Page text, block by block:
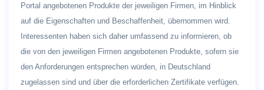
Portal angebotenen Produkte der jeweiligen Firmen, im Hinblick
auf die Eigenschaften und Beschaffenheit, übernommen wird.
Interessenten haben sich daher umfassend zu informieren, ob
die von den jeweiligen Firmen angebotenen Produkte, sofern sie
den Anforderungen entsprechen würden, in Deutschland
zugelassen sind und über die erforderlichen Zertifikate verfügen.